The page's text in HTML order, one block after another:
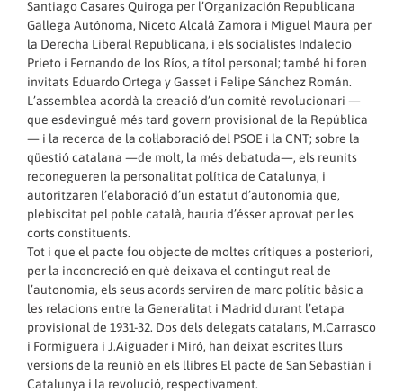
Santiago Casares Quiroga per l’Organización Republicana
Gallega Autónoma, Niceto Alcalá Zamora i Miguel Maura per
la Derecha Liberal Republicana, i els socialistes Indalecio
Prieto i Fernando de los Ríos, a títol personal; també hi foren
invitats Eduardo Ortega y Gasset i Felipe Sánchez Román.
L’assemblea acordà la creació d’un comitè revolucionari —
que esdevingué més tard govern provisional de la República
— i la recerca de la col·laboració del PSOE i la CNT; sobre la
qüestió catalana —de molt, la més debatuda—, els reunits
reconegueren la personalitat política de Catalunya, i
autoritzaren l’elaboració d’un estatut d’autonomia que,
plebiscitat pel poble català, hauria d’ésser aprovat per les
corts constituents.
Tot i que el pacte fou objecte de moltes crítiques a posteriori,
per la inconcreció en què deixava el contingut real de
l’autonomia, els seus acords serviren de marc polític bàsic a
les relacions entre la Generalitat i Madrid durant l’etapa
provisional de 1931-32. Dos dels delegats catalans, M.Carrasco
i Formiguera i J.Aiguader i Miró, han deixat escrites llurs
versions de la reunió en els llibres El pacte de San Sebastián i
Catalunya i la revolució, respectivament.